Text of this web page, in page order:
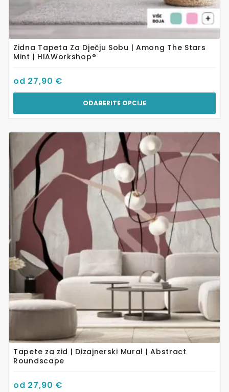
Zidna Tapeta Za Dječju Sobu | Among The Stars
Mint | HIAWorkshop®
od 27,90 €
ODABERITE OPCIJE
Tapete za zid | Dizajnerski Mural | Abstract
Roundscape
od 27,90 €
proizvod
ima
više
varijanti.
Opcije
mogu
odabrati
na
stranici
proizvoda